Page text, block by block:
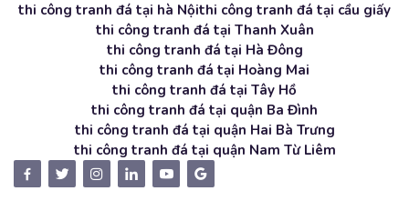
thi công tranh đá tại hà Nộithi công tranh đá tại cầu giấy
thi công tranh đá tại Thanh Xuân
thi công tranh đá tại Hà Đông
thi công tranh đá tại Hoàng Mai
thi công tranh đá tại Tây Hồ
thi công tranh đá tại quận Ba Đình
thi công tranh đá tại quận Hai Bà Trưng
thi công tranh đá tại quận Nam Từ Liêm